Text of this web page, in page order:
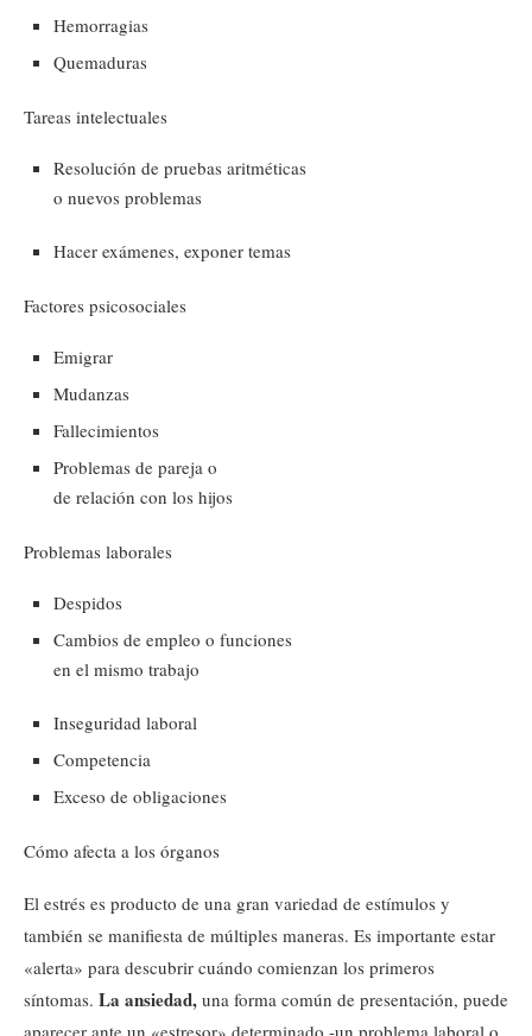
Hemorragias
Quemaduras
Tareas intelectuales
Resolución de pruebas aritméticas
o nuevos problemas
Hacer exámenes, exponer temas
Factores psicosociales
Emigrar
Mudanzas
Fallecimientos
Problemas de pareja o
de relación con los hijos
Problemas laborales
Despidos
Cambios de empleo o funciones
en el mismo trabajo
Inseguridad laboral
Competencia
Exceso de obligaciones
Cómo afecta a los órganos
El estrés es producto de una gran variedad de estímulos y
también se manifiesta de múltiples maneras. Es importante estar
«alerta» para descubrir cuándo comienzan los primeros
síntomas. La ansiedad, una forma común de presentación, puede
aparecer ante un «estresor» determinado -un problema laboral o